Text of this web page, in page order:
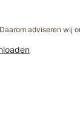
adviseren wij